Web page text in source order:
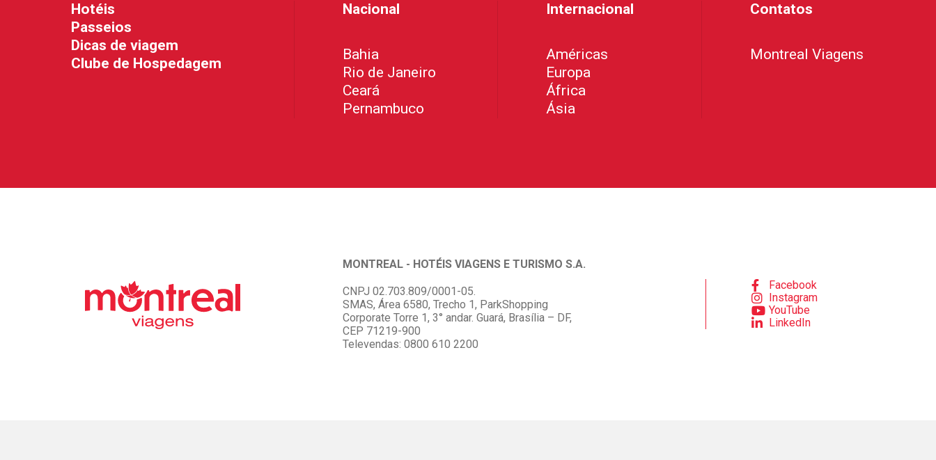
Hotéis
Passeios
Dicas de viagem
Clube de Hospedagem
Nacional
Bahia
Rio de Janeiro
Ceará
Pernambuco
Internacional
Américas
Europa
África
Ásia
Contatos
Montreal Viagens
MONTREAL - HOTÉIS VIAGENS E TURISMO S.A.
CNPJ 02.703.809/0001-05.
SMAS, Área 6580, Trecho 1, ParkShopping
Corporate Torre 1, 3° andar. Guará, Brasília – DF,
CEP 71219-900
Televendas: 0800 610 2200
Facebook
Instagram
YouTube
LinkedIn